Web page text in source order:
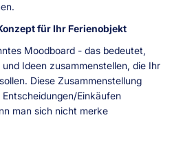
für Ihr Ferienobjekt
Moodboard - das bedeutet,
Ideen zusammenstellen, die Ihr
Diese Zusammenstellung
Einkäufen
man sich nicht merke